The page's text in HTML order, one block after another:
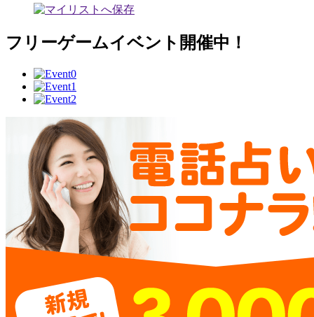
フリーゲームイベント開催中！